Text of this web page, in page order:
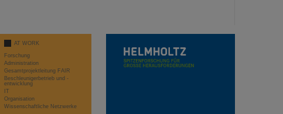
AT WORK
Forschung
Administration
Gesamtprojektleitung FAIR
Beschleunigerbetrieb und -
entwicklung
IT
Organisation
Wissenschaftliche Netzwerke